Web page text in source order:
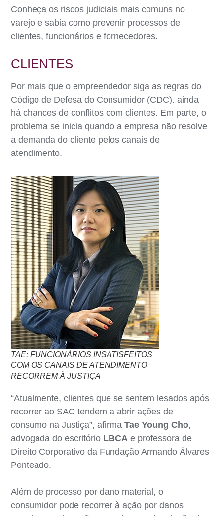
Conheça os riscos judiciais mais comuns no
varejo e sabia como prevenir processos de
clientes, funcionários e fornecedores.
CLIENTES
Por mais que o empreendedor siga as regras do
Código de Defesa do Consumidor (CDC), ainda
há chances de conflitos com clientes. Em parte, o
problema se inicia quando a empresa não resolve
a demanda do cliente pelos canais de
atendimento.
TAE: FUNCIONÁRIOS INSATISFEITOS
COM OS CANAIS DE ATENDIMENTO
RECORREM À JUSTIÇA
“Atualmente, clientes que se sentem lesados após
recorrer ao SAC tendem a abrir ações de
consumo na Justiça”, afirmaTae Young Cho,
advogada do escritório LBCA e professora de
Direito Corporativo da Fundação Armando Álvares
Penteado.
Além de processo por dano material, o
consumidor pode recorrer à ação por danos